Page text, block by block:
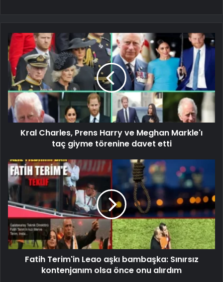
Kral Charles, Prens Harry ve Meghan Markle'ı
taç giyme törenine davet etti
Fatih Terim'in Leao aşkı bambaşka: Sınırsız
kontenjanım olsa önce onu alırdım